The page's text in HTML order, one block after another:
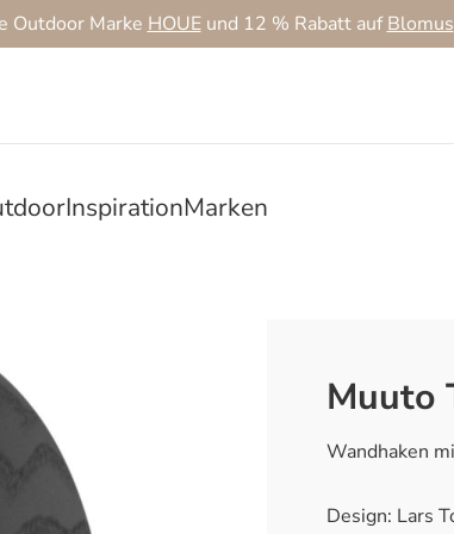
Outdoor Marke HOUEund 12 % Rabatt aufBlomus
InspirationMarken
Muuto
Wandhaken
Design: Lars